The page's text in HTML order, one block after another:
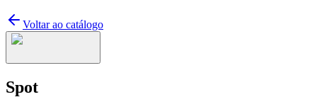
Voltar ao catálogo
Spot